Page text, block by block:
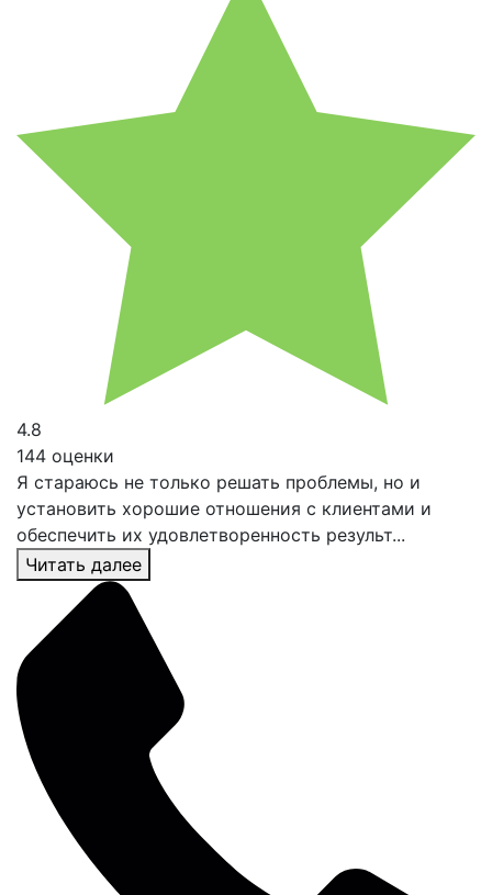
4.8
144 оценки
Я стараюсь не только решать проблемы, но и
установить хорошие отношения с клиентами и
обеспечить их удовлетворенность результ...
Читать далее